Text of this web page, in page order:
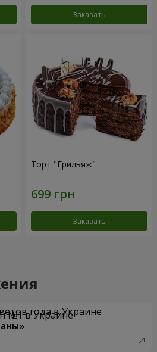
Заказать
Торт "Грильяж"
Заказать
года в Украине